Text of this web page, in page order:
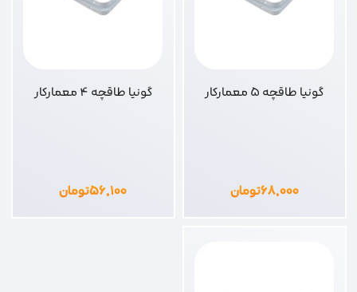
گونیا طاقچه 5 معمارکار
۶۸,۰۰۰تومان
گونیا طاقچه 4 معمارکار
۵۶,۱۰۰تومان